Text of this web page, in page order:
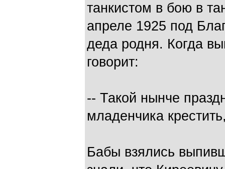
танкистом в бою в
апреле 1925 под
деда родня. Когда
говорит:
-- Такой нынче
младенчика
Бабы взялись